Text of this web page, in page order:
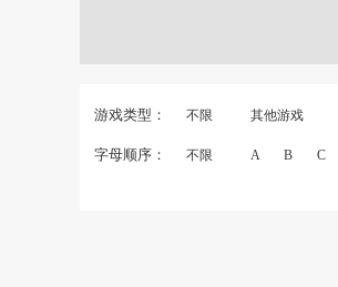
游戏类型： 不限 其他游戏
字母顺序： 不限 A B C